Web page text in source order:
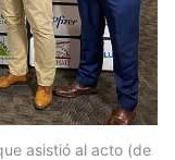
asistió al acto (de